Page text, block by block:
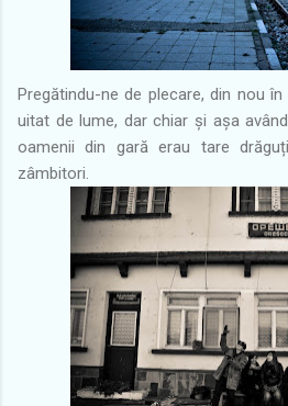
Pregătindu-ne de plecare, din nou
uitat de lume, dar chiar și așa
oamenii din gară erau tare
zâmbitori.